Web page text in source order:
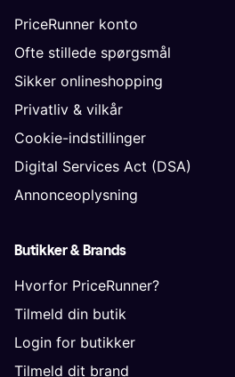
PriceRunner konto
Ofte stillede spørgsmål
Sikker onlineshopping
Privatliv & vilkår
Cookie-indstillinger
Digital Services Act (DSA)
Annonceoplysning
Butikker & Brands
Hvorfor PriceRunner?
Tilmeld din butik
Login for butikker
Tilmeld dit brand